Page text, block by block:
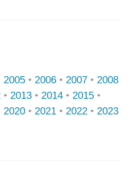
2005 • 2006 • 2007 • 2008
• 2013 • 2014 • 2015 •
2020 • 2021 • 2022 • 2023